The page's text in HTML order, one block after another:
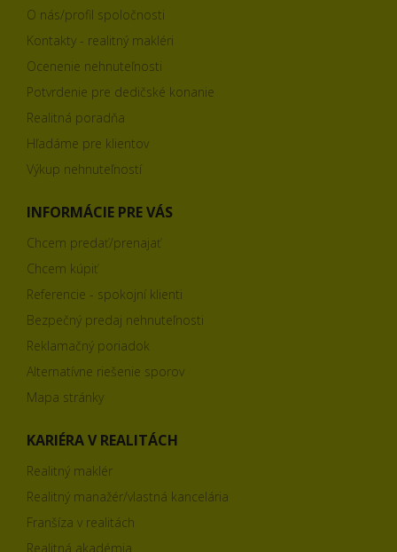
O nás/profil spoločnosti
Kontakty - realitný makléri
Ocenenie nehnuteľnosti
Potvrdenie pre dedičské konanie
Realitná poradňa
Hľadáme pre klientov
Výkup nehnuteľností
INFORMÁCIE PRE VÁS
Chcem predať/prenajať
Chcem kúpiť
Referencie - spokojní klienti
Bezpečný predaj nehnuteľnosti
Reklamačný poriadok
Alternatívne riešenie sporov
Mapa stránky
KARIÉRA V REALITÁCH
Realitný maklér
Realitný manažér/vlastná kancelária
Franšíza v realitách
Realitná akadémia